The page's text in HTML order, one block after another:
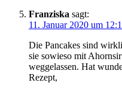
Franziska sagt:
11. Januar 2020 um
Die Pancakes sind
sie sowieso mit
weggelassen. Hat
Rezept,